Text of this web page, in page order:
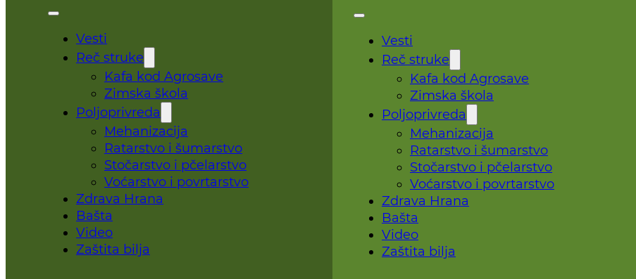
Vesti
Reč struke
Kafa kod Agrosave
Zimska škola
Poljoprivreda
Mehanizacija
Ratarstvo i šumarstvo
Stočarstvo i pčelarstvo
Voćarstvo i povrtarstvo
Zdrava Hrana
Bašta
Video
Zaštita bilja
Vesti
Reč struke
Kafa kod Agrosave
Zimska škola
Poljoprivreda
Mehanizacija
Ratarstvo i šumarstvo
Stočarstvo i pčelarstvo
Voćarstvo i povrtarstvo
Zdrava Hrana
Bašta
Video
Zaštita bilja